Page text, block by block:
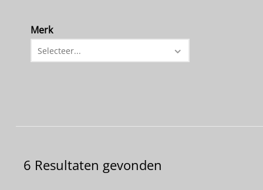
Merk
Selecteer...
6 Resultaten gevonden